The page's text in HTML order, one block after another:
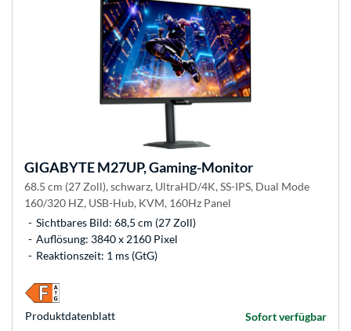
GIGABYTEM27UP, Gaming-Monitor
68.5 cm (27 Zoll), schwarz, UltraHD/4K, SS-IPS, Dual Mode
160/320 HZ, USB-Hub, KVM, 160Hz Panel
Sichtbares Bild: 68,5 cm (27 Zoll)
Auflösung: 3840 x 2160 Pixel
Reaktionszeit: 1 ms (GtG)
Sofort verfügbar
Produkt­datenblatt